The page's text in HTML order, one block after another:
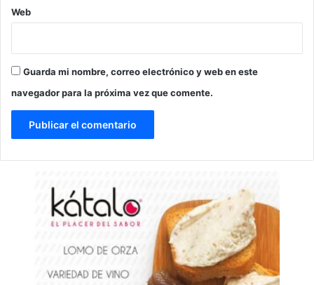
Web
Guarda mi nombre, correo electrónico y web en este
navegador para la próxima vez que comente.